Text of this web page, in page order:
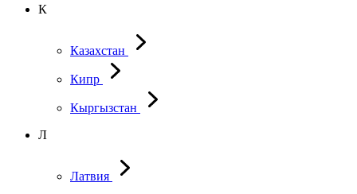
К
Казахстан
Кипр
Кыргызстан
Л
Латвия